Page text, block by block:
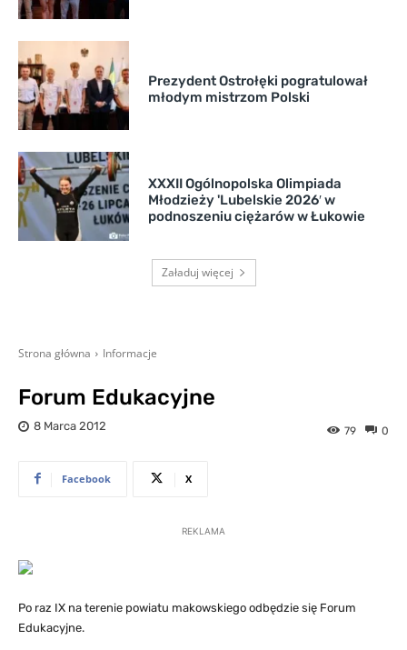
Prezydent Ostrołęki pogratulował
młodym mistrzom Polski
XXXII Ogólnopolska Olimpiada
Młodzieży 'Lubelskie 2026′ w
podnoszeniu ciężarów w Łukowie
Załaduj więcej